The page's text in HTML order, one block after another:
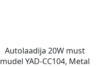
Autolaadija 20W must
mudel YAD-CC104, Metal